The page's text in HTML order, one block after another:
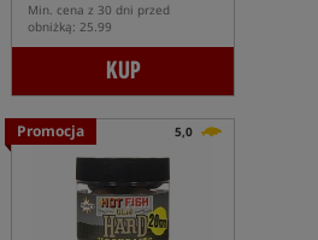
Min. cena z 30 dni przed
obniżką: 25.99
KUP
Promocja 5,0